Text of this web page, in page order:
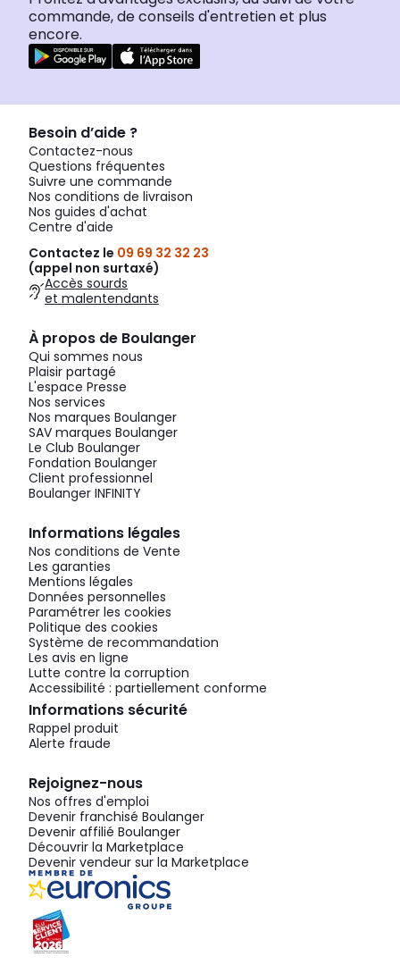
commande, de conseils d'entretien et plus
encore.
Besoin d’aide ?
Contactez-nous
Questions fréquentes
Suivre une commande
Nos conditions de livraison
Nos guides d'achat
Centre d'aide
Contactez le 09 69 32 32 23
(appel non surtaxé)
Accès sourds
et malentendants
À propos de Boulanger
Qui sommes nous
Plaisir partagé
L'espace Presse
Nos services
Nos marques Boulanger
SAV marques Boulanger
Le Club Boulanger
Fondation Boulanger
Client professionnel
Boulanger INFINITY
Informations légales
Nos conditions de Vente
Les garanties
Mentions légales
Données personnelles
Paramétrer les cookies
Politique des cookies
Système de recommandation
Les avis en ligne
Lutte contre la corruption
Accessibilité : partiellement conforme
Informations sécurité
Rappel produit
Alerte fraude
Rejoignez-nous
Nos offres d'emploi
Devenir franchisé Boulanger
Devenir affilié Boulanger
Découvrir la Marketplace
Devenir vendeur sur la Marketplace